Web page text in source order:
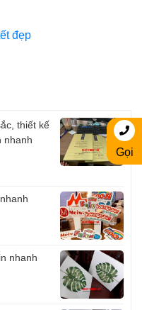
đẹp
thiết kế
nhanh
nhanh
Gọi